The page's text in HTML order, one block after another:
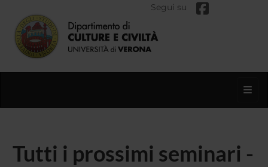
Segui su
Tutti i prossimi seminari -